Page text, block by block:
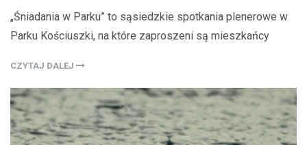
„Śniadania w Parku” to sąsiedzkie spotkania plenerowe w
Parku Kościuszki, na które zaproszeni są mieszkańcy
CZYTAJ DALEJ